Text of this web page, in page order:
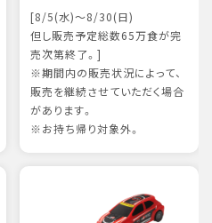
[8/5(水)～8/30(日)
但し販売予定総数65万食が完
売次第終了。]
※期間内の販売状況によって、
販売を継続させていただく場合
があります。
※お持ち帰り対象外。